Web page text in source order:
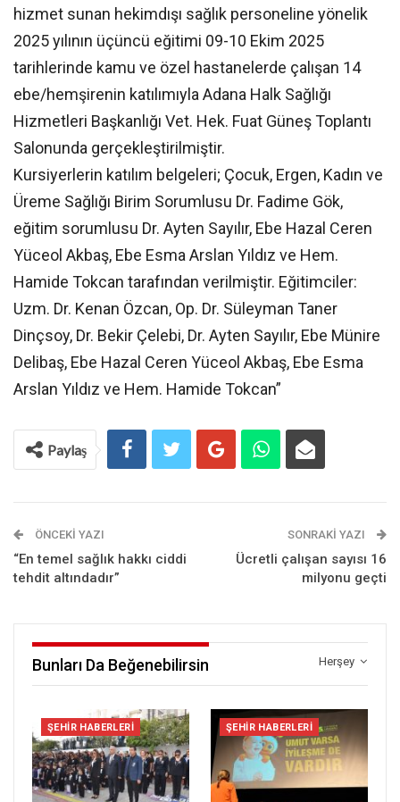
hizmet sunan hekimdışı sağlık personeline yönelik
2025 yılının üçüncü eğitimi 09-10 Ekim 2025
tarihlerinde kamu ve özel hastanelerde çalışan 14
ebe/hemşirenin katılımıyla Adana Halk Sağlığı
Hizmetleri Başkanlığı Vet. Hek. Fuat Güneş Toplantı
Salonunda gerçekleştirilmiştir.
Kursiyerlerin katılım belgeleri; Çocuk, Ergen, Kadın ve
Üreme Sağlığı Birim Sorumlusu Dr. Fadime Gök,
eğitim sorumlusu Dr. Ayten Sayılır, Ebe Hazal Ceren
Yüceol Akbaş, Ebe Esma Arslan Yıldız ve Hem.
Hamide Tokcan tarafından verilmiştir. Eğitimciler:
Uzm. Dr. Kenan Özcan, Op. Dr. Süleyman Taner
Dinçsoy, Dr. Bekir Çelebi, Dr. Ayten Sayılır, Ebe Münire
Delibaş, Ebe Hazal Ceren Yüceol Akbaş, Ebe Esma
Arslan Yıldız ve Hem. Hamide Tokcan”
Paylaş
ÖNCEKI YAZI
“En temel sağlık hakkı ciddi
tehdit altındadır”
SONRAKI YAZI
Ücretli çalışan sayısı 16
milyonu geçti
Herşey
Bunları Da Beğenebilirsin
ŞEHIR HABERLERI ŞEHIR HABERLERI